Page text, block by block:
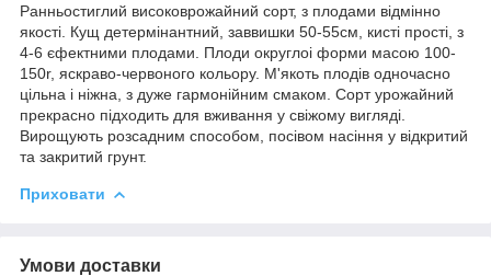
Ранньостиглий високоврожайний сорт, з плодами відмінно
якості. Кущ детермінантний, заввишки 50-55см, кисті прості, з
4-6 єфектними плодами. Плоди округлоі форми масою 100-
150r, яскраво-червоного кольору. М'якоть плодів одночасно
цільна і ніжна, з дуже гармонійним смаком. Сорт урожайний
прекрасно підходить для вживання у свіжому вигляді.
Вирощують розсадним способом, посівом насіння у відкритий
та закритий грунт.
Приховати
Умови доставки